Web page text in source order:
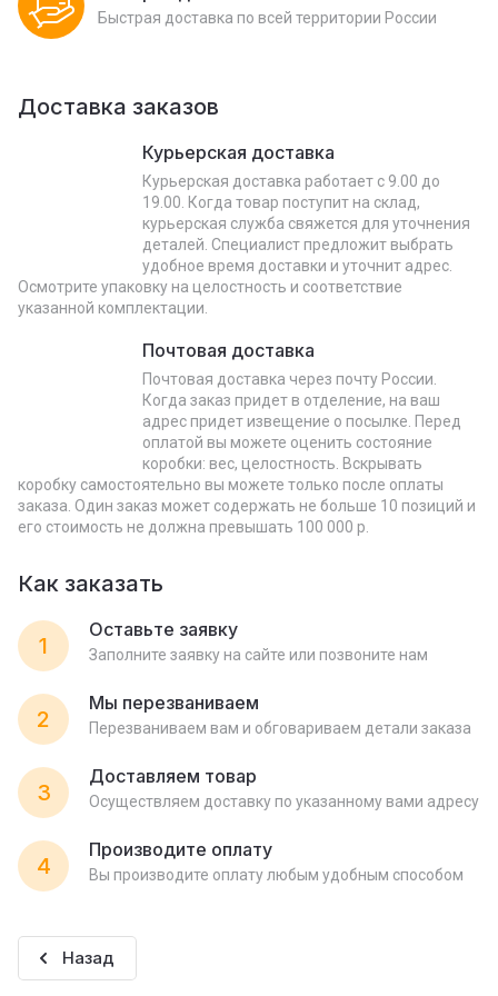
Быстрая доставка по всей территории России
Доставка заказов
Курьерская доставка
Курьерская доставка работает с 9.00 до
19.00. Когда товар поступит на склад,
курьерская служба свяжется для уточнения
деталей. Специалист предложит выбрать
удобное время доставки и уточнит адрес.
Осмотрите упаковку на целостность и соответствие
указанной комплектации.
Почтовая доставка
Почтовая доставка через почту России.
Когда заказ придет в отделение, на ваш
адрес придет извещение о посылке. Перед
оплатой вы можете оценить состояние
коробки: вес, целостность. Вскрывать
коробку самостоятельно вы можете только после оплаты
заказа. Один заказ может содержать не больше 10 позиций и
его стоимость не должна превышать 100 000 р.
Как заказать
1
Оставьте заявку
Заполните заявку на сайте или позвоните нам
2
Мы перезваниваем
Перезваниваем вам и обговариваем детали заказа
3
Доставляем товар
Осуществляем доставку по указанному вами адресу
4
Производите оплату
Вы производите оплату любым удобным способом
Назад